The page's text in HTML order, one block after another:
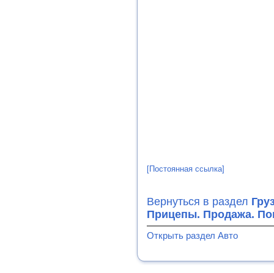
[Постоянная ссылка]
Вернуться в раздел
Прицепы. Продажа.
Открыть раздел Авто